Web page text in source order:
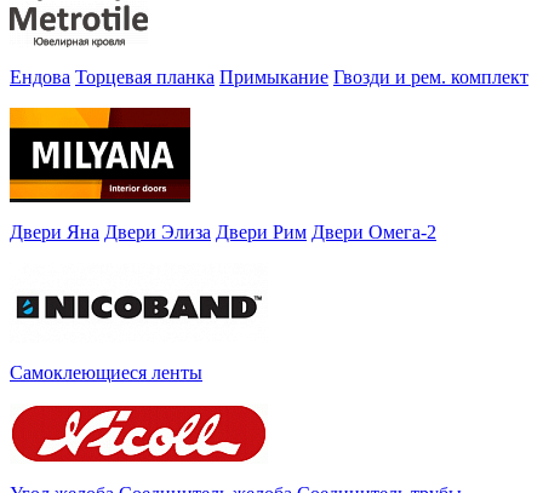
Ендова Торцевая планка Примыкание Гвозди и рем. комплект
Двери Яна Двери Элиза Двери Рим Двери Омега-2
Самоклеющиеся ленты